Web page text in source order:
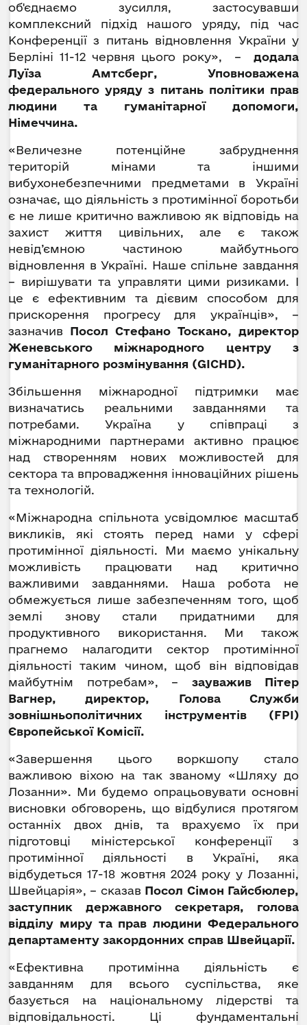
об'єднаємо зусилля, застосувавши
комплексний підхід нашого уряду, під час
Конференції з питань відновлення України у
Берліні 11-12 червня цього року», – додала
Луїза Амтсберг, Уповноважена
федерального уряду з питань політики прав
людини та гуманітарної допомоги,
Німеччина.
«Величезне потенційне забруднення
територій мінами та іншими
вибухонебезпечними предметами в Україні
означає, що діяльність з протимінної боротьби
є не лише критично важливою як відповідь на
захист життя цивільних, але є також
невід’ємною частиною майбутнього
відновлення в Україні. Наше спільне завдання
– вирішувати та управляти цими ризиками. І
це є ефективним та дієвим способом для
прискорення прогресу для українців», –
зазначив Посол Стефано Тоскано, директор
Женевського міжнародного центру з
гуманітарного розмінування (GICHD).
Збільшення міжнародної підтримки має
визначатись реальними завданнями та
потребами. Україна у співпраці з
міжнародними партнерами активно працює
над створенням нових можливостей для
сектора та впровадження інноваційних рішень
та технологій.
«Міжнародна спільнота усвідомлює масштаб
викликів, які стоять перед нами у сфері
протимінної діяльності. Ми маємо унікальну
можливість працювати над критично
важливими завданнями. Наша робота не
обмежується лише забезпеченням того, щоб
землі знову стали придатними для
продуктивного використання. Ми також
прагнемо налагодити сектор протимінної
діяльності таким чином, щоб він відповідав
майбутнім потребам», – зауважив Пітер
Вагнер, директор, Голова Служби
зовнішньополітичних інструментів (FPI)
Європейської Комісії.
«Завершення цього воркшопу стало
важливою віхою на так званому «Шляху до
Лозанни». Ми будемо опрацьовувати основні
висновки обговорень, що відбулися протягом
останніх двох днів, та врахуємо їх при
підготовці міністерської конференції з
протимінної діяльності в Україні, яка
відбудеться 17-18 жовтня 2024 року у Лозанні,
Швейцарія», – сказав Посол Сімон Гайсбюлер,
заступник державного секретаря, голова
відділу миру та прав людини Федерального
департаменту закордонних справ Швейцарії.
«Ефективна протимінна діяльність є
завданням для всього суспільства, яке
базується на національному лідерстві та
відповідальності. Ці фундаментальні